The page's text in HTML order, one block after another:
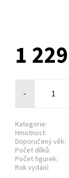
1
-
Kategorie:
Hmotnost:
Doporučený věk:
Počet dílků:
Počet figurek:
Rok vydání: